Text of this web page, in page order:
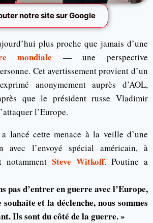
notre site sur Google
plus proche que jamais d’une
mondiale — une perspective
Cet avertissement provient d’un
anonymement auprès d’AOL,
que le président russe Vladimir
l’Europe.
lancé cette menace à la veille d’une
avec l’envoyé spécial américain, à
notamment Steve Witkoff. Poutine a
pas d’entrer en guerre avec l’Europe,
et la déclenche, nous sommes
Ils sont du côté de la guerre. »